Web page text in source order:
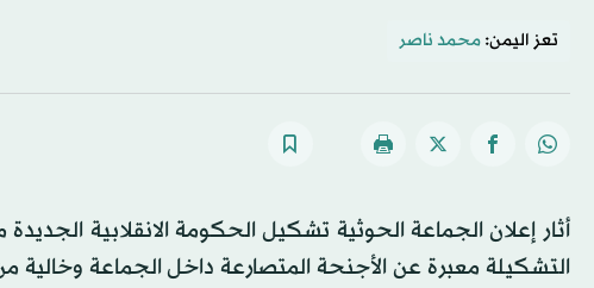
تعز اليمن: محمد ناصر
أثار إعلان الجماعة الحوثية تشكيل الحكومة الانقلابية
التشكيلة معبرة عن الأجنحة المتصارعة داخل الجماعة وخالية